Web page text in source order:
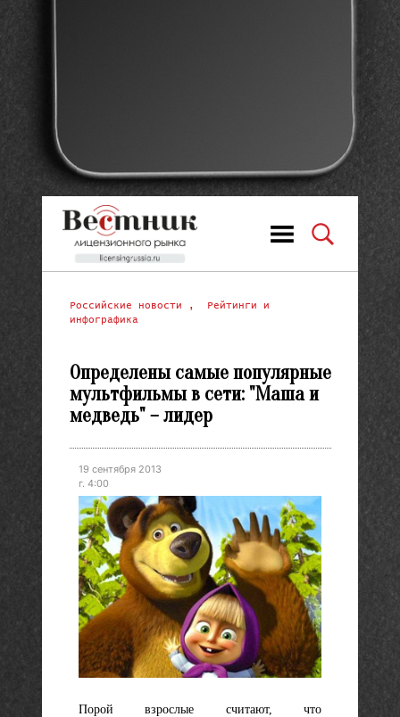
Российские новости ,
Рейтинги и
инфографика
Определены самые популярные
мультфильмы в сети: "Маша и
медведь" – лидер
19 сентября 2013
г. 4:00
Порой взрослые считают, что